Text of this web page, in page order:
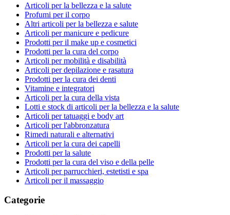
Articoli per la bellezza e la salute
Profumi per il corpo
Altri articoli per la bellezza e salute
Articoli per manicure e pedicure
Prodotti per il make up e cosmetici
Prodotti per la cura del corpo
Articoli per mobilità e disabilità
Articoli per depilazione e rasatura
Prodotti per la cura dei denti
Vitamine e integratori
Articoli per la cura della vista
Lotti e stock di articoli per la bellezza e la salute
Articoli per tatuaggi e body art
Articoli per l'abbronzatura
Rimedi naturali e alternativi
Articoli per la cura dei capelli
Prodotti per la salute
Prodotti per la cura del viso e della pelle
Articoli per parrucchieri, estetisti e spa
Articoli per il massaggio
Categorie